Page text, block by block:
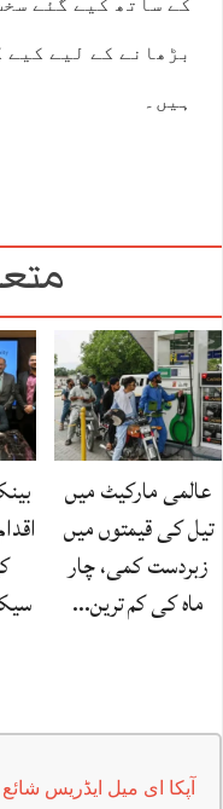
کے ساتھ کیے گئے
بڑھانے کے لیے
ہیں۔
عالمی مارکیٹ میں
تیل کی قیمتوں میں
زبردست کمی، چار
ماہ کی کم ترین…
آپکا ای میل ایڈریس